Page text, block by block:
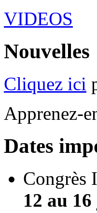
VIDEOS
Nouvelles
Cliquez ici
Apprenez-
Dates
12 au